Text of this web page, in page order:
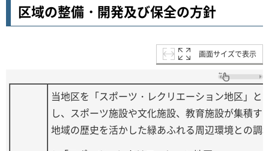
区域の整備・開発及び保全の方針
画面サイズで表示
当地区を「スポーツ・レクリエーション地区」と
し、スポーツ施設や文化施設、教育施設が集積す
地域の歴史を活かした緑あふれる周辺環境との調